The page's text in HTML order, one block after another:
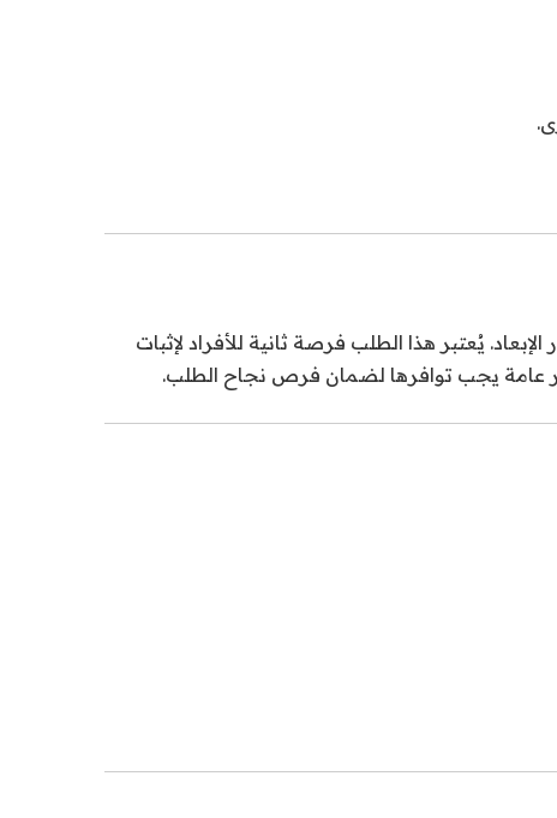
يُعتبر هذا الطلب فرصة ثانية للأفراد لإثبات
عامة يجب توافرها لضمان فرص نجاح الطلب.